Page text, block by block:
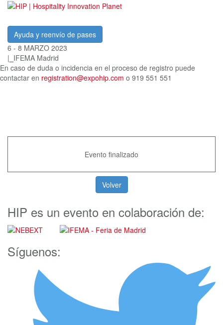
Ayuda y reenvío de pases
6 - 8 MARZO 2023
| IFEMA Madrid
En caso de duda o incidencia en el proceso de registro puede
contactar en registration@expohip.com o 919 551 551
Evento finalizado
HIP es un evento en colaboración de:
Síguenos: